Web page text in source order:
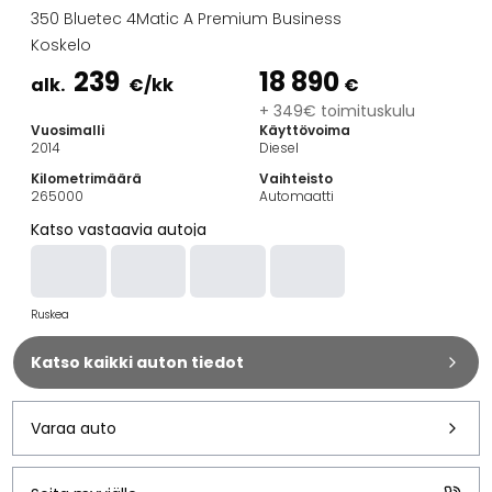
Farmariautot
Kaupunkiautot
Vetoautot
Hyötyajoneuvot
Huutokauppa-autot
Edulliset autot
Automerkit
BMW
Kia
Mercedes-Benz
Polestar
Skoda
Tesla
Toyota
350 Bluetec 4Matic A Premium Business
Koskelo
alk. 239 €/kk 18 890 €
+ 349€ toimituskulu
Vuosimalli
2014
Käyttövoima
Diesel
Kilometrimäärä
265000
Vaihteisto
Automaatti
Katso vastaavia autoja
Ruskea
Katso kaikki auton tiedot
Varaa auto